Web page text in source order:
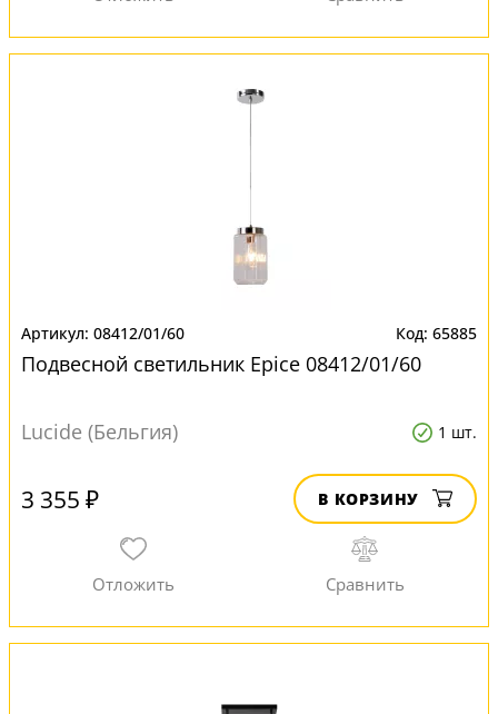
08412/01/60 65885
Подвесной светильник Epice 08412/01/60
Lucide (Бельгия) 1 шт.
3 355 ₽ В КОРЗИНУ